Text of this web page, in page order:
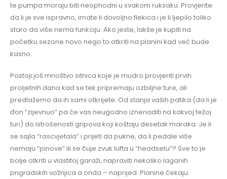
te pumpa moraju biti neophodni u svakom ruksaku. Provjerite
da li je sve ispravno, imate li dovoljno flekica i je li ljepilo toliko
staro da više nema funkciju. Ako jeste, lakše je kupiti na
početku sezone novo nego to otkriti na planini kad već bude
kasno.
Postoji još mnoštvo sitnica koje je mudro provjeriti prvih
proljetnih dana kad se tek pripremaju ozbiljne ture, ali
predlažemo da ih sami otkrijete. Od stanja vaših patika (da li je
đon “zijevnuo” pa će vas neugodno iznenaditi na kakvoj težoj
turi) do istrošenosti gripova koji koštaju desetak maraka. Je li
se sajla “rascvjetala” i prijeti da pukne, da li pedale više
nemaju “pinove” ili se čuje zvuk lufta u “headsetu”? Sve to je
bolje otkriti u vlastitoj garaži, napraviti nekoliko laganih
prigradskih vožnjica a onda – naprijed. Planine čekaju.